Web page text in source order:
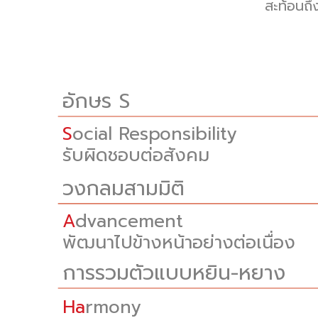
สะท้อน
อักษร S
Social Responsibility
รับผิดชอบต่อสังคม
วงกลมสามมิติ
Advancement
พัฒนาไปข้างหน้าอย่างต่อเนื่อง
การรวมตัวแบบหยิน-หยาง
Harmony